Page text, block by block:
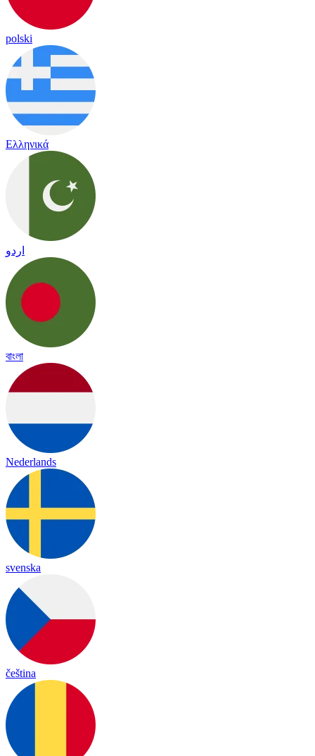
polski
Ελληνικά
اردو
বাংলা
Nederlands
svenska
čeština